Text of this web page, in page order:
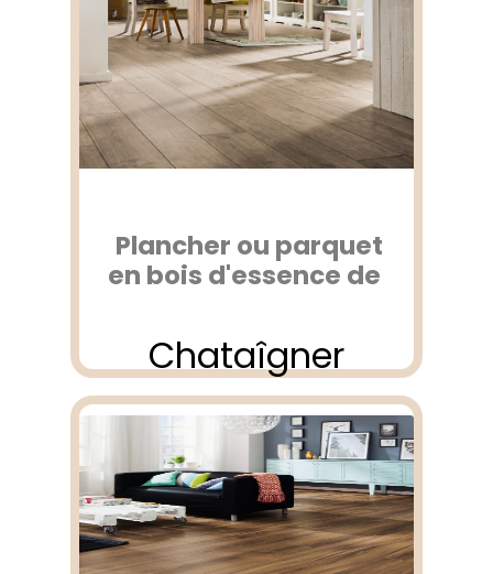
Plancher ou parquet
en bois d'essence de
Chataîgner